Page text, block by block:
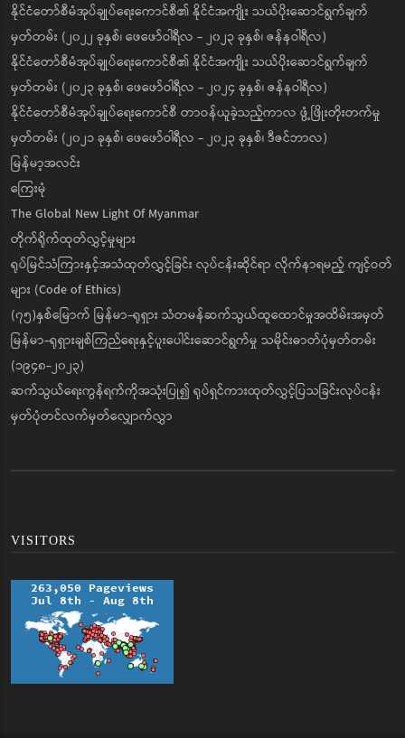
နိုင်ငံတော်စီမံအုပ်ချုပ်ရေးကောင်စီ၏ နိုင်ငံအကျိုး သယ်ပိုးဆောင်ရွက်ချက်
မှတ်တမ်း (၂၀၂၂ ခုနှစ်၊ ဖေဖော်ဝါရီလ - ၂၀၂၃ ခုနှစ်၊ ဇန်နဝါရီလ)
နိုင်ငံတော်စီမံအုပ်ချုပ်ရေးကောင်စီ၏ နိုင်ငံအကျိုး သယ်ပိုးဆောင်ရွက်ချက်
မှတ်တမ်း (၂၀၂၃ ခုနှစ်၊ ဖေဖော်ဝါရီလ - ၂၀၂၄ ခုနှစ်၊ ဇန်နဝါရီလ)
နိုင်ငံတော်စီမံအုပ်ချုပ်ရေးကောင်စီ တာဝန်ယူခဲ့သည့်ကာလ ဖွံ့ဖြိုးတိုးတက်မှု
မှတ်တမ်း (၂၀၂၁ ခုနှစ်၊ ဖေဖော်ဝါရီလ - ၂၀၂၃ ခုနှစ်၊ ဒီဇင်ဘာလ)
မြန်မာ့အလင်း
ကြေးမုံ
The Global New Light Of Myanmar
တိုက်ရိုက်ထုတ်လွှင့်မှုများ
ရုပ်မြင်သံကြားနှင့်အသံထုတ်လွှင့်ခြင်း လုပ်ငန်းဆိုင်ရာ လိုက်နာရမည့် ကျင့်ဝတ်
များ (Code of Ethics)
(၇၅)နှစ်မြောက် မြန်မာ-ရုရှား သံတမန်ဆက်သွယ်ထူထောင်မှုအထိမ်းအမှတ်
မြန်မာ-ရုရှားချစ်ကြည်ရေးနှင့်ပူးပေါင်းဆောင်ရွက်မှု သမိုင်းဓာတ်ပုံမှတ်တမ်း
(၁၉၄၈-၂၀၂၃)
ဆက်သွယ်ရေးကွန်ရက်ကိုအသုံးပြု၍ ရုပ်ရှင်ကားထုတ်လွှင့်ပြသခြင်းလုပ်ငန်း
မှတ်ပုံတင်လက်မှတ်လျှောက်လွှာ
VISITORS